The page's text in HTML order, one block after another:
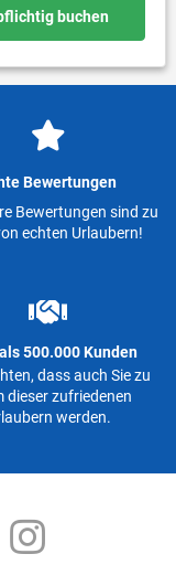
buchen
Bewertungen
Bewertungen sind zu
echten Urlaubern!
500.000 Kunden
dass auch Sie zu
dieser zufriedenen
werden.